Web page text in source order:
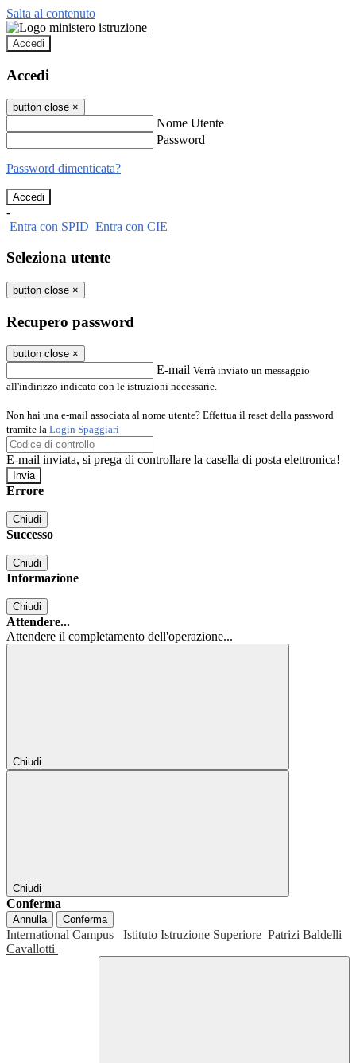
Salta al contenuto
Accedi
Accedi
button close ×
Nome Utente
Password
Password dimenticata?
-
Entra con SPID Entra con CIE
Seleziona utente
button close ×
Recupero password
button close ×
E-mail Verrà inviato un messaggio
all'indirizzo indicato con le istruzioni necessarie.
Non hai una e-mail associata al nome utente? Effettua il reset della password
tramite la Login Spaggiari
E-mail inviata, si prega di controllare la casella di posta elettronica!
Errore
Chiudi
Successo
Chiudi
Informazione
Chiudi
Attendere...
Attendere il completamento dell'operazione...
Chiudi
Chiudi
Conferma
Annulla Conferma
International Campus Istituto Istruzione Superiore Patrizi Baldelli
Cavallotti